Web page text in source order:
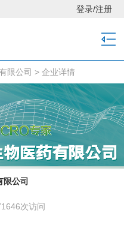
登录/注册
限公司 > 企业详情
限公司
次访问